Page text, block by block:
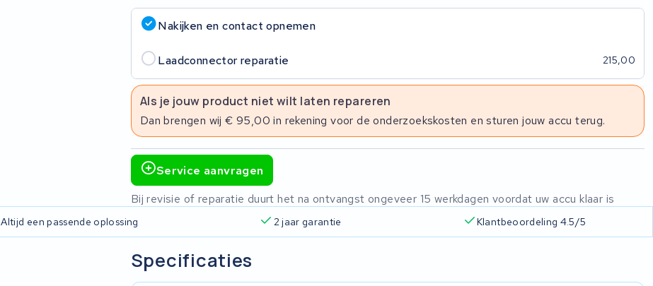
Nakijken en contact opnemen
Laadconnector reparatie 215,00
Als je jouw product niet wilt laten repareren
Dan brengen wij € 95,00 in rekening voor de onderzoekskosten en sturen jouw accu terug.
Service aanvragen
Bij revisie of reparatie duurt het na ontvangst ongeveer 15 werkdagen voordat uw accu klaar is
Altijd een passende oplossing 2 jaar garantie Klantbeoordeling 4.5/5
Specificaties